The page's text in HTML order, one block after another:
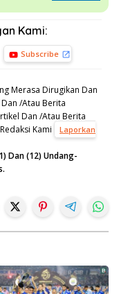
Kami:
Subscribe
Merasa Dirugikan Dan
/Atau Berita
Dan /Atau Berita
Kami
Laporkan
Dan (12) Undang-